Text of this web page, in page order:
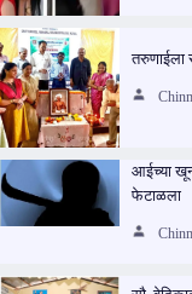
तरुणाईला
आईच्या
फेटाळला